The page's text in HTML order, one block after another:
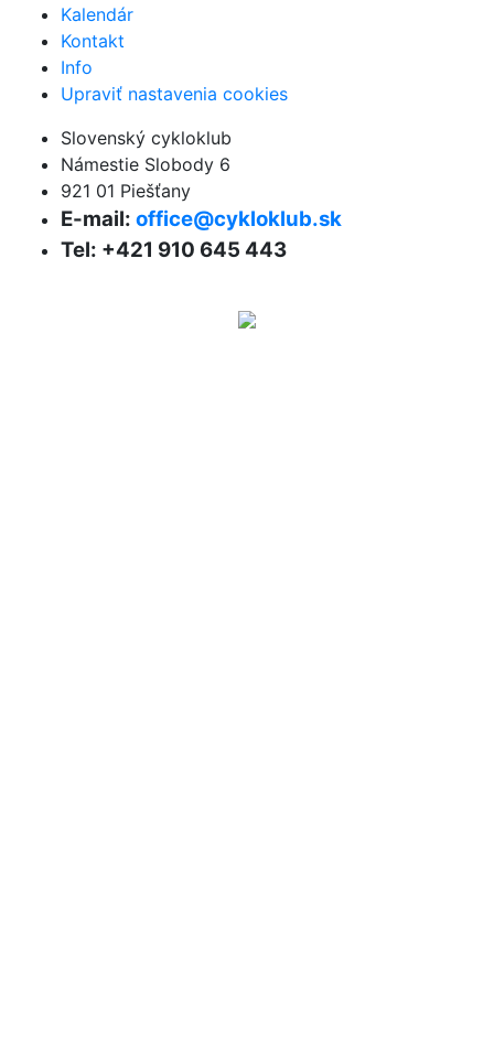
Kalendár
Kontakt
Info
Upraviť nastavenia cookies
Slovenský cykloklub
Námestie Slobody 6
921 01 Piešťany
E-mail: office@cykloklub.sk
Tel: +421 910 645 443